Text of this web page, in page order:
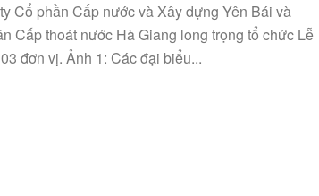
Cổ phần Cấp nước và Xây dựng Yên Bái và
Cấp thoát nước Hà Giang long trọng tổ chức Lễ
đơn vị. Ảnh 1: Các đại biểu...